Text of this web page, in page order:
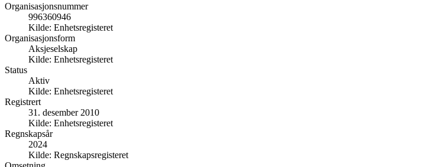
Organisasjonsnummer
996360946
Kilde: Enhetsregisteret
Organisasjonsform
Aksjeselskap
Kilde: Enhetsregisteret
Status
Aktiv
Kilde: Enhetsregisteret
Registrert
31. desember 2010
Kilde: Enhetsregisteret
Regnskapsår
2024
Kilde: Regnskapsregisteret